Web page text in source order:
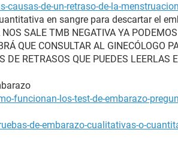
de-un-retraso-de-la-menstruacion
en sangre para descartar el
SALE TMB NEGATIVA YA PODEMOS
QUE CONSULTAR AL GINECÓLOGO
DE RETRASOS QUE PUEDES LEERLAS
funcionan-los-test-de-embarazo-
de-embarazo-cualitativas-o-